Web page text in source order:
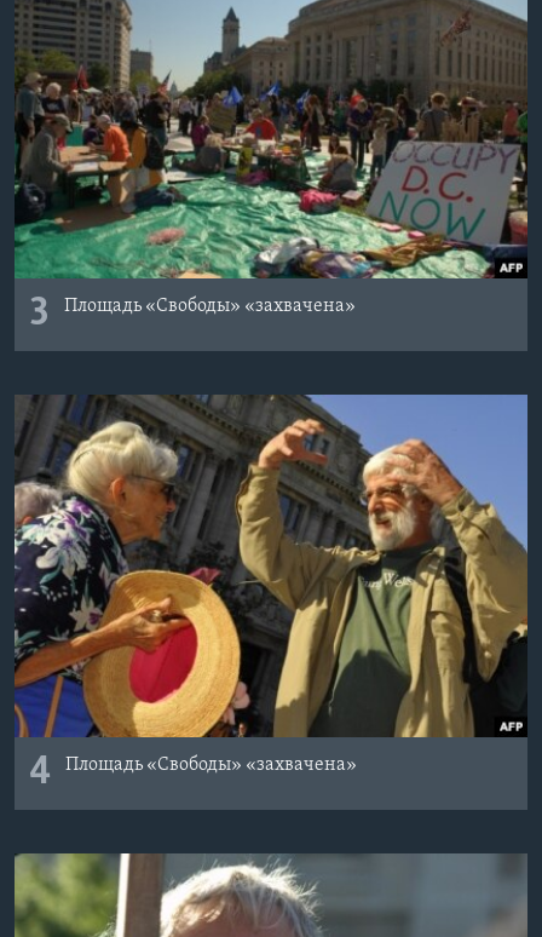
3 Площадь «Свободы» «захвачена»
4 Площадь «Свободы» «захвачена»